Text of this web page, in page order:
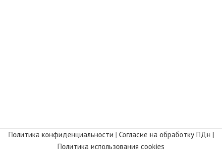
Политика конфиденциальности | Согласие на обработку ПДн |
Политика использования cookies